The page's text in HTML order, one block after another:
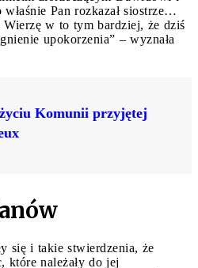
Pan rozkazał siostrze…
w to tym bardziej, że dziś
upokorzenia” – wyznała
Komunii przyjętej
się i takie stwierdzenia, że
które należały do jej